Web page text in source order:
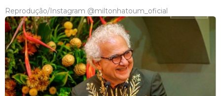
Reprodução/Instagram @miltonhatoum_oficial